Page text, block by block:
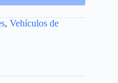
, Vehículos de